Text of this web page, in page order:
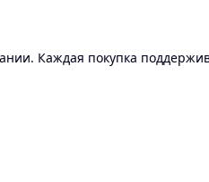
Каждая покупка